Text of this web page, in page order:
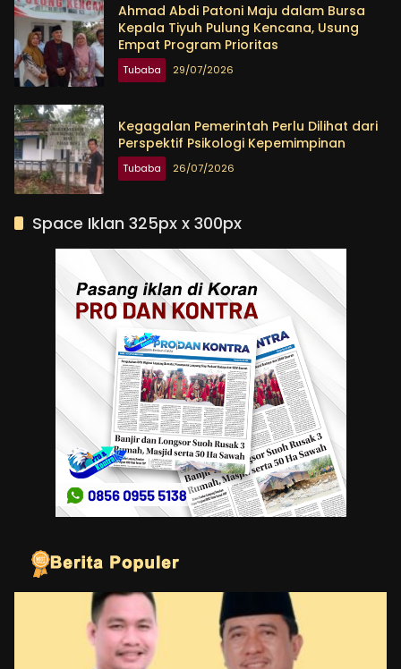
Ahmad Abdi Patoni Maju dalam Bursa
Kepala Tiyuh Pulung Kencana, Usung
Empat Program Prioritas
Tubaba 29/07/2026
Kegagalan Pemerintah Perlu Dilihat dari
Perspektif Psikologi Kepemimpinan
Tubaba 26/07/2026
Space Iklan 325px x 300px